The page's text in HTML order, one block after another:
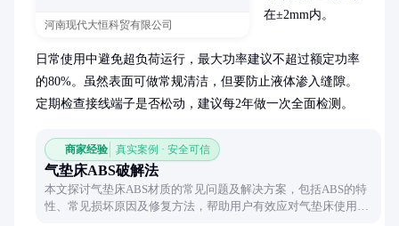
河南现代大恒科贸有限公司
在±2mm内。
日常使用中避免超负荷运行，最大功率建议不超过额定功率
的80%。虽然表面可做常规清洁，但要防止液体渗入缝隙。
定期检查接线端子是否松动，建议每2年做一次全面检测。
商家经验 真实案例 · 安全可信
气垫床ABS破解法
本文探讨气垫床ABS材质的常见问题及解决方案，包括ABS的特
性、常见损坏原因及修复方法，帮助用户有效应对气垫床使用中